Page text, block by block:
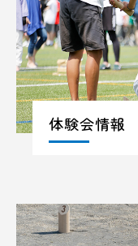
体験会情報